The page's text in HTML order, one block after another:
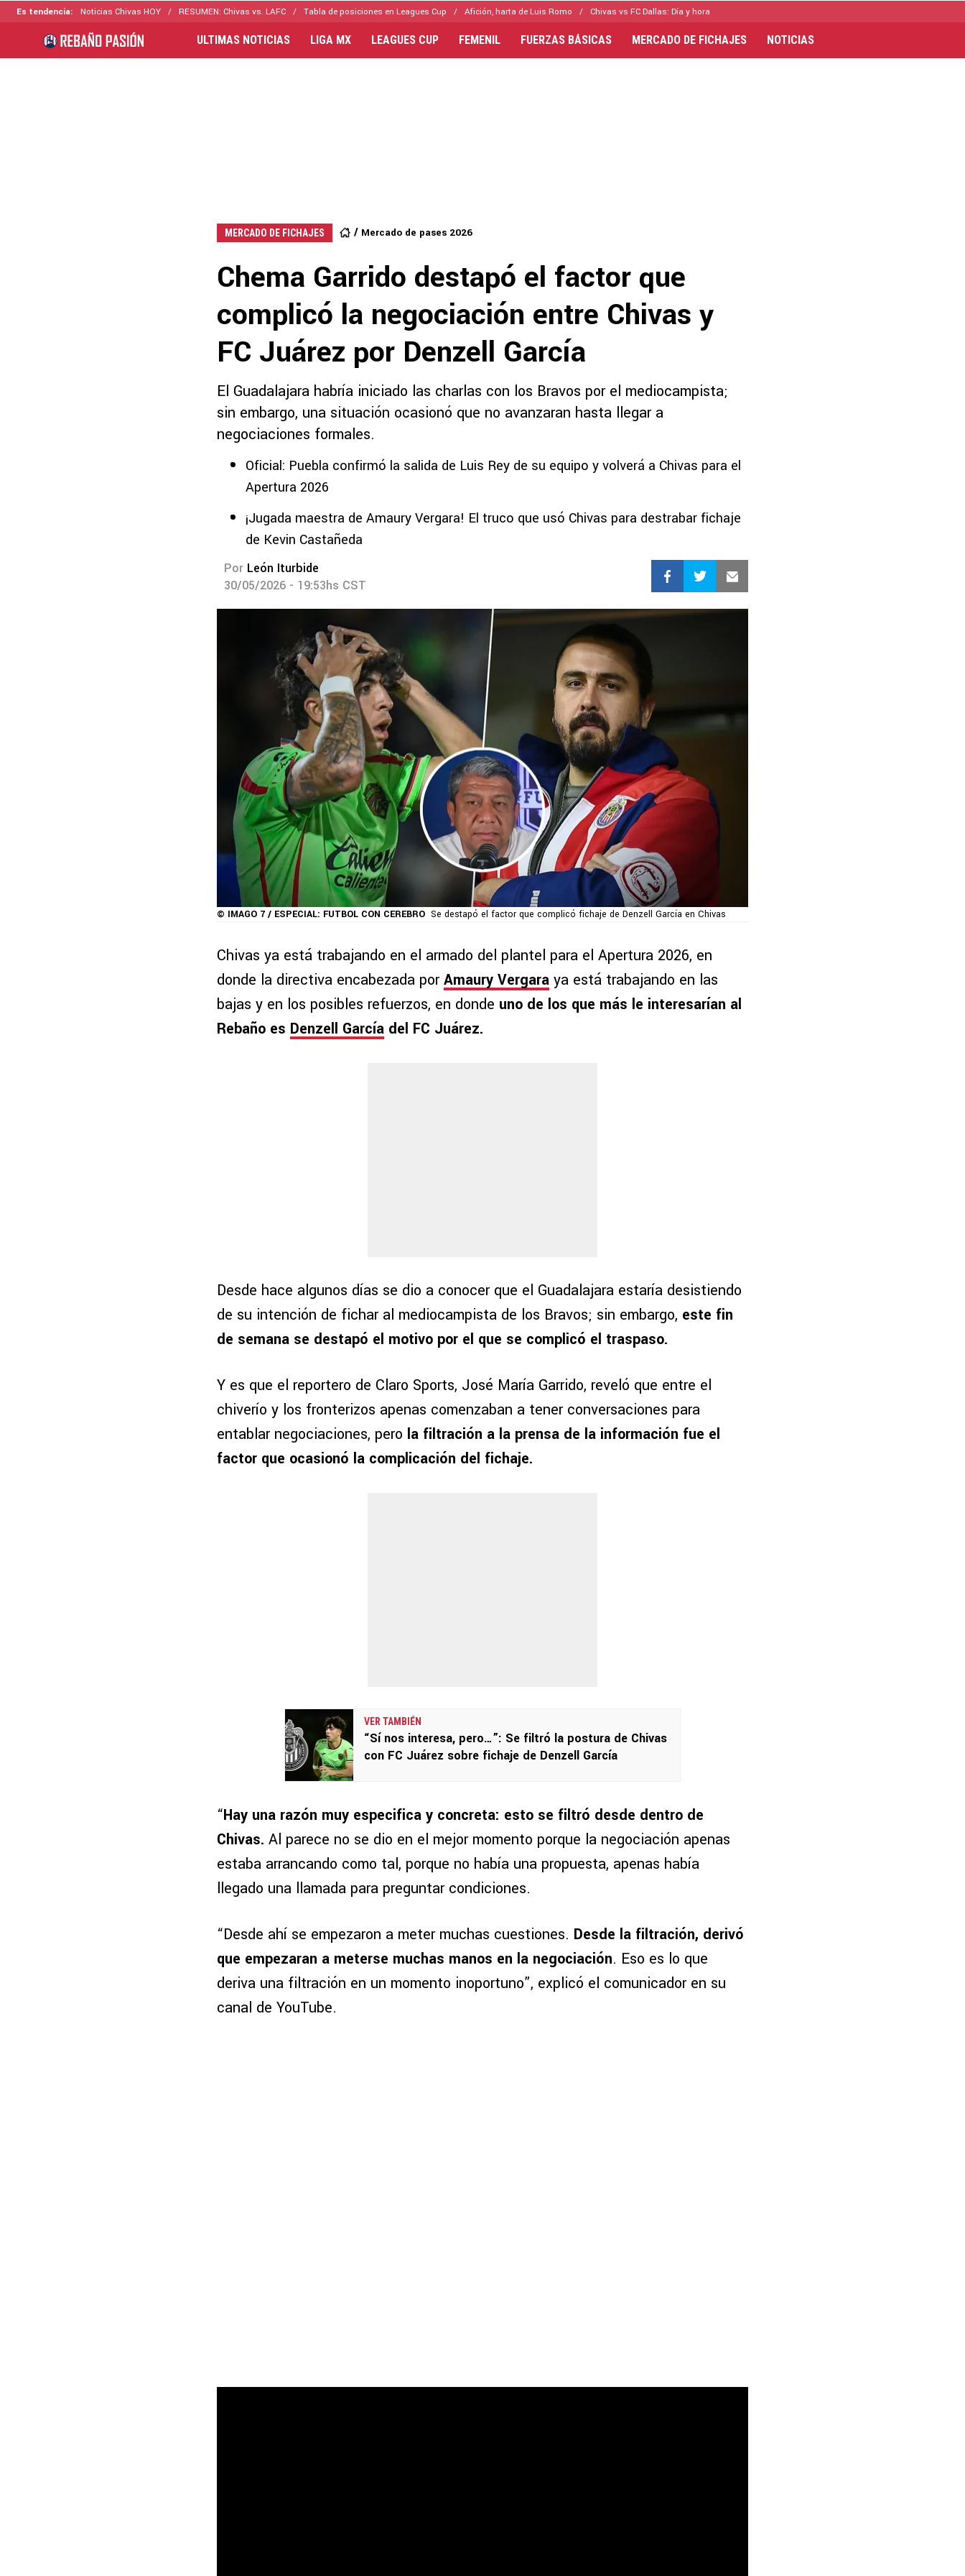
Es tendencia: Noticias Chivas HOY RESUMEN: Chivas vs. LAFC Tabla de posiciones en Leagues Cup Afición, harta de Luis Romo Chivas vs FC Dallas: Día y hora
ULTIMAS NOTICIAS LIGA MX LEAGUES CUP FEMENIL FUERZAS BÁSICAS MERCADO DE FICHAJES NOTICIAS
MERCADO DE FICHAJES Mercado de pases 2026
Chema Garrido destapó el factor que
complicó la negociación entre Chivas y
FC Juárez por Denzell García
El Guadalajara habría iniciado las charlas con los Bravos por el mediocampista;
sin embargo, una situación ocasionó que no avanzaran hasta llegar a
negociaciones formales.
Oficial: Puebla confirmó la salida de Luis Rey de su equipo y volverá a Chivas para el
Apertura 2026
¡Jugada maestra de Amaury Vergara! El truco que usó Chivas para destrabar fichaje
de Kevin Castañeda
Por León Iturbide
30/05/2026 - 19:53hs CST
© IMAGO 7 / ESPECIAL: FUTBOL CON CEREBRO Se destapó el factor que complicó fichaje de Denzell García en Chivas
Chivas ya está trabajando en el armado del plantel para el Apertura 2026, en
donde la directiva encabezada porAmaury Vergara ya está trabajando en las
bajas y en los posibles refuerzos, en donde uno de los que más le interesarían al
Rebaño es Denzell García del FC Juárez.
Desde hace algunos días se dio a conocer que el Guadalajara estaría desistiendo
de su intención de fichar al mediocampista de los Bravos; sin embargo, este fin
de semana se destapó el motivo por el que se complicó el traspaso.
Y es que el reportero de Claro Sports, José María Garrido, reveló que entre el
chiverío y los fronterizos apenas comenzaban a tener conversaciones para
entablar negociaciones, pero la filtración a la prensa de la información fue el
factor que ocasionó la complicación del fichaje.
VER TAMBIÉN
“Sí nos interesa, pero…”: Se filtró la postura de Chivas
con FC Juárez sobre fichaje de Denzell García
“Hay una razón muy especifica y concreta: esto se filtró desde dentro de
Chivas. Al parece no se dio en el mejor momento porque la negociación apenas
estaba arrancando como tal, porque no había una propuesta, apenas había
llegado una llamada para preguntar condiciones.
“Desde ahí se empezaron a meter muchas cuestiones. Desde la filtración, derivó
que empezaran a meterse muchas manos en la negociación. Eso es lo que
deriva una filtración en un momento inoportuno”, explicó el comunicador en su
canal de YouTube.